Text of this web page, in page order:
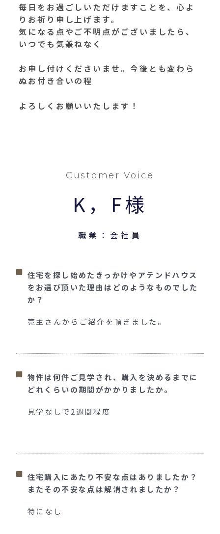
毎日をお過ごしいただけますことを、心よ
りお祈り申し上げます。
気になる点やご不明点がございましたら、
いつでも気兼ねなく
お申し付けくださいませ。今後とも変わら
ぬお付き合いの程
よろしくお願いいたします！
Customer Voice
K，F様
職業：会社員
住宅を探し始めたきっかけやアテンドハウス
をお選び頂いた理由はどのようなものでした
か？
売主さんからご紹介を頂きました。
物件は何件ご見学され、購入を決めるまでに
どれくらいの期間がかかりましたか。
見学なしで 2 週間程度
住宅購入にあたり不安な点はありましたか？
またその不安な点は解消されましたか？
特になし